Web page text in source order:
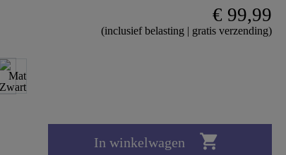
€ 99,99
(inclusief belasting | gratis verzending)
In winkelwagen 